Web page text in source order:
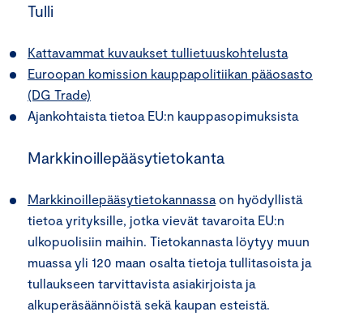
Tulli
Kattavammat kuvaukset tullietuuskohtelusta
Euroopan komission kauppapolitiikan pääosasto
(DG Trade)
Ajankohtaista tietoa EU:n kauppasopimuksista
Markkinoillepääsytietokanta
Markkinoillepääsytietokannassa on hyödyllistä
tietoa yrityksille, jotka vievät tavaroita EU:n
ulkopuolisiin maihin. Tietokannasta löytyy muun
muassa yli 120 maan osalta tietoja tullitasoista ja
tullaukseen tarvittavista asiakirjoista ja
alkuperäsäännöistä sekä kaupan esteistä.